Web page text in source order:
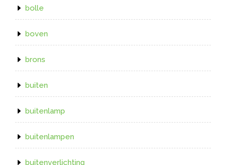
bolle
boven
brons
buiten
buitenlamp
buitenlampen
buitenverlichting